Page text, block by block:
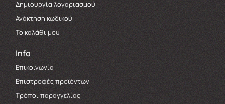
Δημιουργία λογαριασμού
Ανάκτηση κωδικού
Το καλάθι μου
Info
Επικοινωνία
Επιστροφές προϊόντων
Τρόποι παραγγελίας